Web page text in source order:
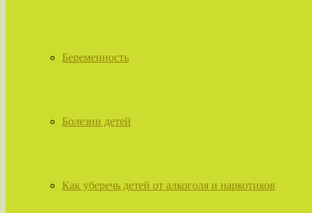
Беременность
Болезни детей
Как уберечь детей от алкоголя и наркотиков